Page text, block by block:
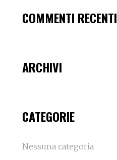
COMMENTI RECENTI
ARCHIVI
CATEGORIE
Nessuna categoria